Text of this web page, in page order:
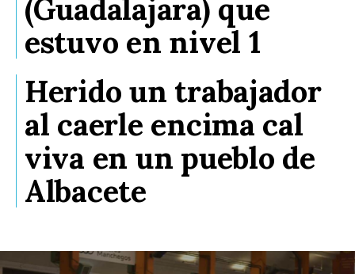
(Guadalajara) que
estuvo en nivel 1
Herido un trabajador
al caerle encima cal
viva en un pueblo de
Albacete